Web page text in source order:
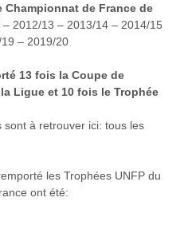
Championnat de France de
2012/13 – 2013/14 – 2014/15
– 2019/20
13 fois la Coupe de
Ligue et 10 fois le Trophée
sont à retrouver ici: tous les
les Trophées UNFP du
ont été: